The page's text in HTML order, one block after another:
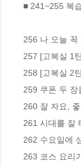
■ 241~255 복
256 나 오늘 꼭
257 [고복실 1
258 [고복실 2
259 쿠폰 두 장
260 잘 자요, 좋
261 시대를 잘
262 수요일에
263 코스 요리